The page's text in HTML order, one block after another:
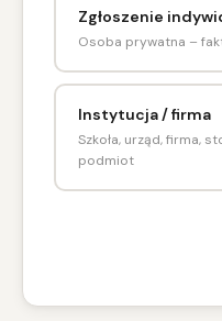
Zgłoszenie
Osoba prywatna –
Instytucja / firma
Szkoła, urząd, firma,
podmiot